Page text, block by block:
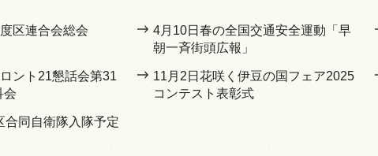
区連合会総会
4月10日春の全国交通安全運動「早
朝一斉街頭広報」
ント21懇話会第31
会
11月2日花咲く伊豆の国フェア2025
コンテスト表彰式
合同自衛隊入隊予定